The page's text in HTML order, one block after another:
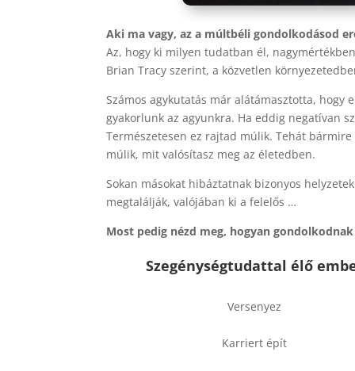
Aki ma vagy, az a múltbéli gondolkodásod
Az, hogy ki milyen tudatban él,
Brian Tracy szerint, a közvetlen
Számos agykutatás már alátámasztotta,
gyakorlunk az agyunkra. Ha eddig negatívan
Természetesen ez rajtad múlik. Tehát
múlik, mit valósítasz meg az életedben.
Sokan másokat hibáztatnak bizonyos
megtalálják, valójában ki a felelős …
Most pedig nézd meg, hogyan
Szegénységtudattal élő
Versenyez
Karriert épít